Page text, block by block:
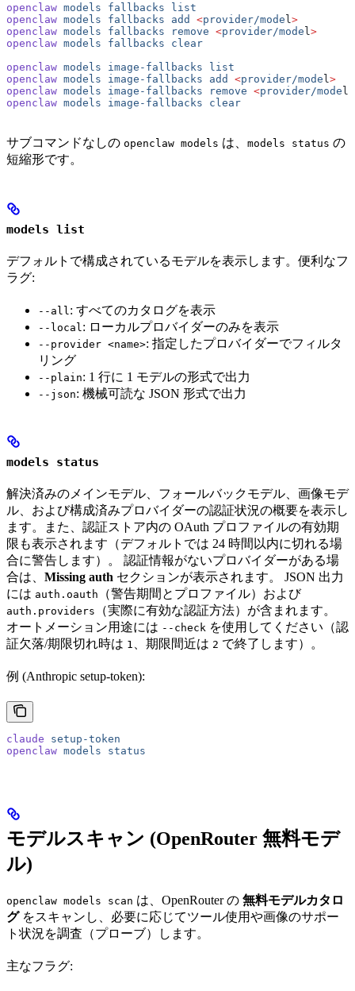
openclaw models fallbacks list
openclaw models fallbacks add <provider/model >
openclaw models fallbacks remove <provider/model >
openclaw models fallbacks clear
openclaw models image-fallbacks list
openclaw models image-fallbacks add <provider/model >
openclaw models image-fallbacks remove <provider/model
openclaw models image-fallbacks clear
サブコマンドなしの openclaw models は、 models status の
短縮形です。
models list
デフォルトで構成されているモデルを表示します。便利なフ
ラグ:
--all : すべてのカタログを表示
--local : ローカルプロバイダーのみを表示
--provider <name>: 指定したプロバイダーでフィルタ
リング
--plain: 1 行に 1 モデルの形式で出力
--json: 機械可読な JSON 形式で出力
models status
解決済みのメインモデル、フォールバックモデル、画像モデ
ル、および構成済みプロバイダーの認証状況の概要を表示し
ます。また、認証ストア内の OAuth プロファイルの有効期
限も表示されます（デフォルトでは 24 時間以内に切れる場
合に警告します）。 認証情報がないプロバイダーがある場
合は、 Missing auth セクションが表示されます。 JSON 出力
には auth.oauth （警告期間とプロファイル）および
auth.providers
（実際に有効な認証方法）が含まれます。
オートメーション用途には --check を使用してください（認
証欠落/期限切れ時は 1 、期限間近は 2 で終了します）。
例 (Anthropic setup-token):
claude setup-token
openclaw models status
モデルスキャン (OpenRouter 無料モデ
ル)
openclaw models scan は、OpenRouter の 無料モデルカタロ
グをスキャンし、必要に応じてツール使用や画像のサポー
ト状況を調査（プローブ）します。
主なフラグ: